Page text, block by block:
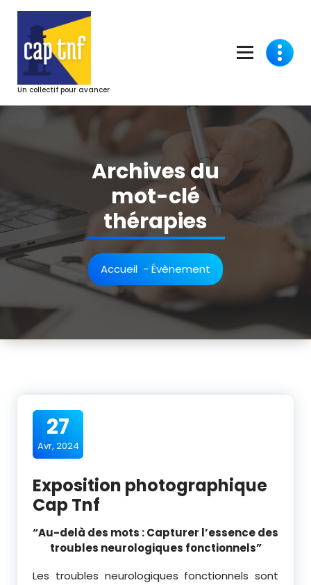
contenu
Un collectif pour avancer
Archives du
mot-clé
thérapies
Accueil - Évènement
27
Avr, 2024
Exposition photographique
Cap Tnf
“Au-delà des mots : Capturer l’essence des
troubles neurologiques fonctionnels”
Les troubles neurologiques fonctionnels sont